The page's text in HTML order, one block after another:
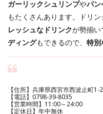
ガーリックシュリンプやパン
もたくさんあります。ドリ
レッシュなドリンクが勢揃い
ディングもできるので、 特別
【住所】兵庫県西宮市西波止町
【電話】0798-39-8035
【営業時間】11:00～24:00
【定休日】年中無休